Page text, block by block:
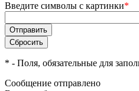
Введите символы с картинки*
* - Поля, обязательные для
Сообщение отправлено